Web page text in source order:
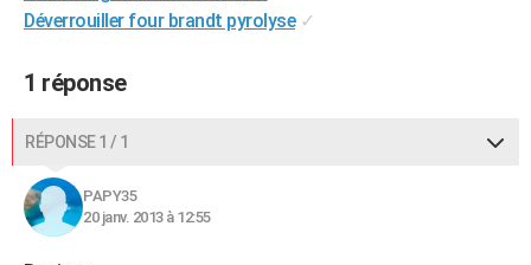
Carte de Noël
Carte Bonne année
Carte Saint-Valentin
Carte Pâques
Carte d'anniversaire
DICTIONNAIRE
FORUM
Déverrouiller four brandt pyrolyse ✓
1 réponse
RÉPONSE 1 / 1
PAPY35
20 janv. 2013 à 12:55